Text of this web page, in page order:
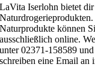
LaVita Iserlohn bietet
Naturprodukte können
ausschließlich online.
unter 02371-158589
schreiben eine Email an